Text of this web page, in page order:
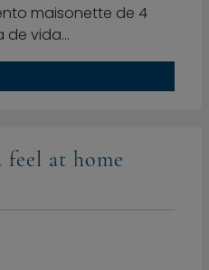
maisonette de 4
de vida…
feel at home